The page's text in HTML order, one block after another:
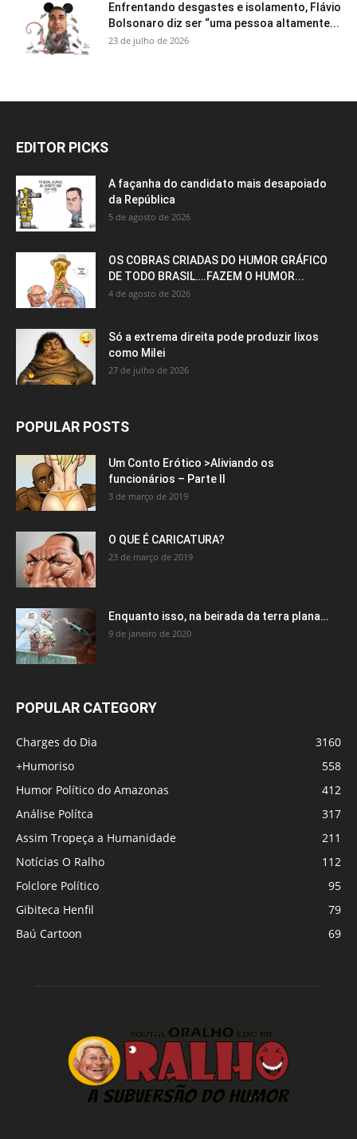
Enfrentando desgastes e isolamento, Flávio
Bolsonaro diz ser “uma pessoa altamente...
23 de julho de 2026
EDITOR PICKS
A façanha do candidato mais desapoiado
da República
5 de agosto de 2026
OS COBRAS CRIADAS DO HUMOR GRÁFICO
DE TODO BRASIL….FAZEM O HUMOR...
4 de agosto de 2026
Só a extrema direita pode produzir lixos
como Milei
27 de julho de 2026
POPULAR POSTS
Um Conto Erótico >Aliviando os
funcionários – Parte II
3 de março de 2019
O QUE É CARICATURA?
23 de março de 2019
Enquanto isso, na beirada da terra plana…
9 de janeiro de 2020
POPULAR CATEGORY
Charges do Dia
3160
+Humoriso
558
Humor Político do Amazonas
412
Análise Polítca
317
Assim Tropeça a Humanidade
211
Notícias O Ralho
112
Folclore Político
95
Gibiteca Henfil
79
Baú Cartoon
69